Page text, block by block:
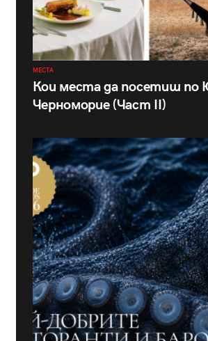
МЕСТА
Кои места да посетиш
Черноморие (Част II)